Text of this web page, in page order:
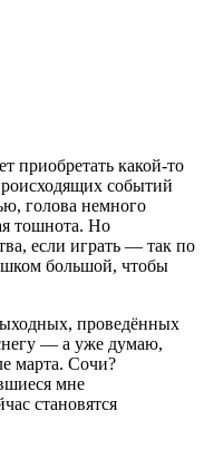
приобретать какой-то
событий
голова немного
тошнота. Но
если играть — так по
большой, чтобы
проведённых
— а уже думаю,
марта. Сочи?
мне
становятся